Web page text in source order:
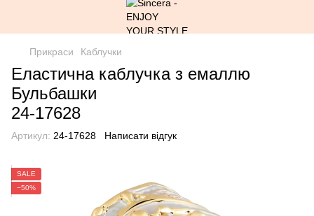
Прикраси Каблучки
Еластична каблучка з емаллю
Бульбашки
24-17628
Артикул: 24-17628 Написати відгук
SALE
−50%